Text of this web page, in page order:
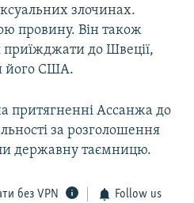
злочинах.
провину. Він також
приїжджати до Швеції,
його США.
притягненні Ассанжа до
за розголошення
державну таємницю.
без VPN Follow us